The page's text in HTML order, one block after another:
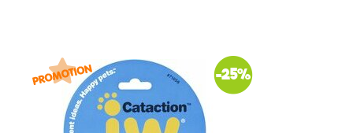
-25%